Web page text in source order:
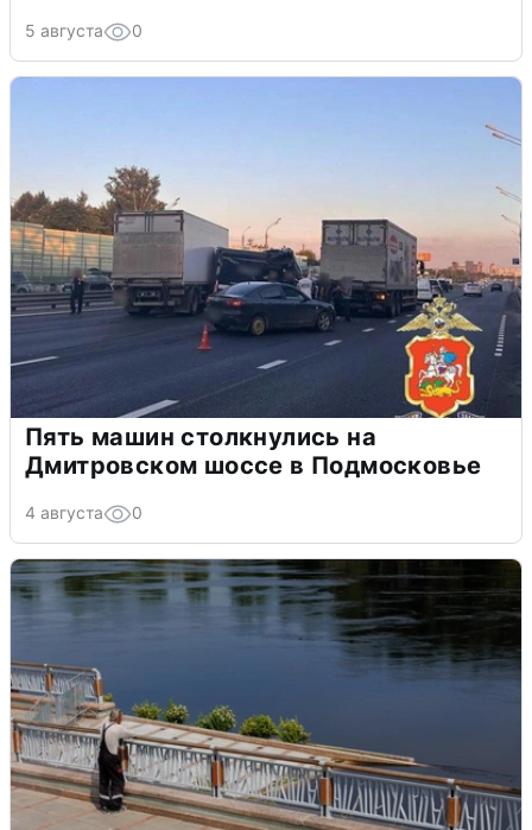
5 августа 0
Пять машин столкнулись на
Дмитровском шоссе в Подмосковье
4 августа 0